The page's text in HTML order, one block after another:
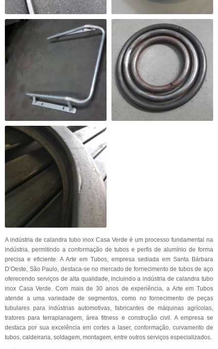
A indústria de calandra tubo inox Casa Verde é um processo fundamental na
indústria, permitindo a conformação de tubos e perfis de alumínio de forma
precisa e eficiente. A Arte em Tubos, empresa sediada em Santa Bárbara
D’Oeste, São Paulo, destaca-se no mercado de fornecimento de tubos de aço
oferecendo serviços de alta qualidade, incluindo a indústria de calandra tubo
inox Casa Verde. Com mais de 30 anos de experiência, a Arte em Tubos
atende a uma variedade de segmentos, como no fornecimento de peças
tubulares para indústrias automotivas, fabricantes de máquinas agrícolas,
tratores para terraplanagem, área fitness e construção civil. A empresa se
destaca por sua excelência em cortes a laser, conformação, curvamento de
tubos, caldeiraria, soldagem, montagem, entre outros serviços especializados.